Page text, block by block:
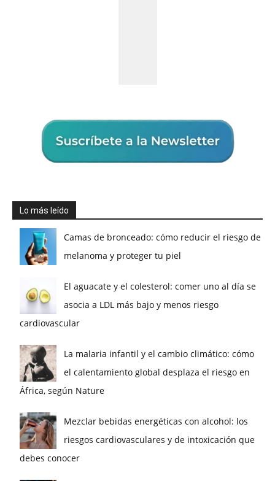
Lo más leído
Camas de bronceado: cómo reducir el riesgo de
melanoma y proteger tu piel
El aguacate y el colesterol: comer uno al día se
asocia a LDL más bajo y menos riesgo
cardiovascular
La malaria infantil y el cambio climático: cómo
el calentamiento global desplaza el riesgo en
África, según Nature
Mezclar bebidas energéticas con alcohol: los
riesgos cardiovasculares y de intoxicación que
debes conocer